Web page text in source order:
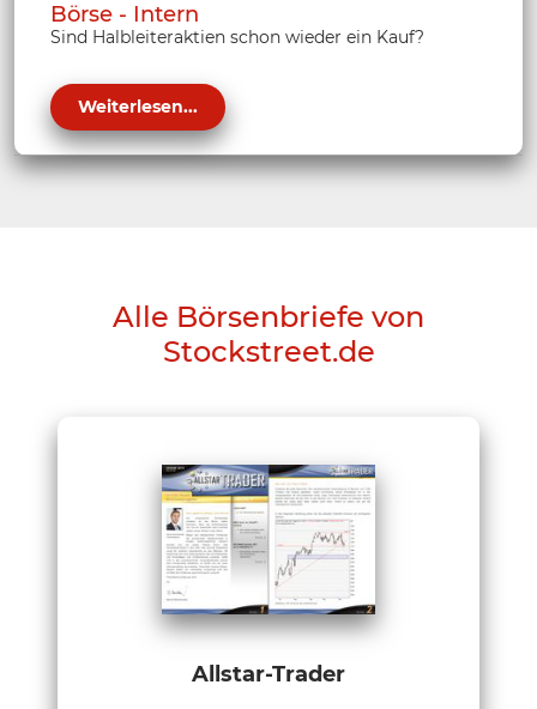
Börse - Intern
Sind Halbleiteraktien schon wieder ein Kauf?
Weiterlesen...
Alle Börsenbriefe von
Stockstreet.de
Allstar-Trader